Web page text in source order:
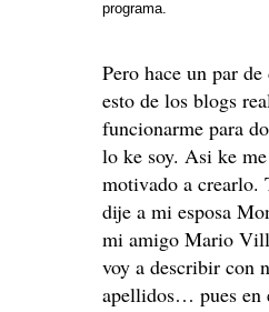
programa.
Pero hace un par
esto de los blogs
funcionarme para
lo ke soy. Asi ke
motivado a crearlo.
dije a mi esposa
mi amigo Mario
voy a describir con
apellidos… pues en